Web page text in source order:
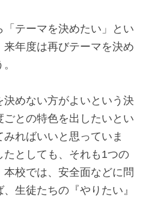
「テーマを決めたい」とい
来年度は再びテーマを決め
決めない方がよいという決
との特色を出したいとい
ればいいと思っていま
としても、それも1つの
校では、安全面などに問
生徒たちの『やりたい』